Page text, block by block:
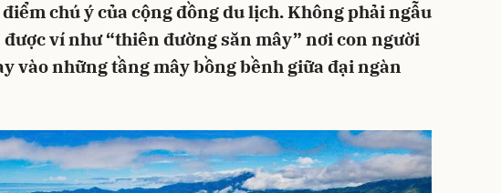
chú ý của cộng đồng du lịch. Không phải ngẫu
ví như “thiên đường săn mây” nơi con người
vào những tầng mây bồng bềnh giữa đại ngàn